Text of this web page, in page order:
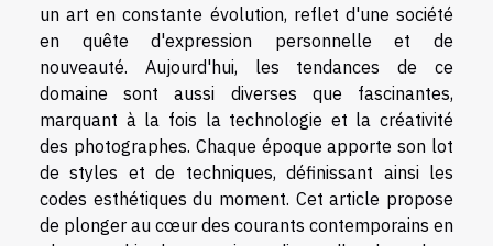
un art en constante évolution, reflet d'une société
en quête d'expression personnelle et de
nouveauté. Aujourd'hui, les tendances de ce
domaine sont aussi diverses que fascinantes,
marquant à la fois la technologie et la créativité
des photographes. Chaque époque apporte son lot
de styles et de techniques, définissant ainsi les
codes esthétiques du moment. Cet article propose
de plonger au cœur des courants contemporains en